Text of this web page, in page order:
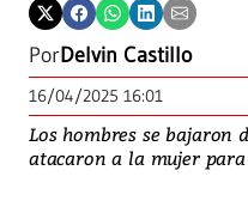
PorDelvin Castillo
16/04/2025 16:01
Los hombres se bajaron
atacaron a la mujer